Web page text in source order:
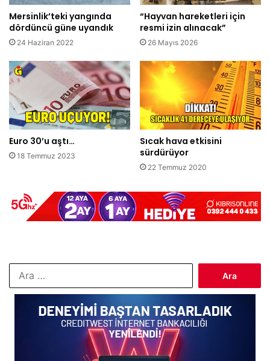
Mersinlik’teki yangında
dördüncü güne uyandık
24 Haziran 2022
“Hayvan hareketleri için
resmi izin alınacak”
26 Mayıs 2026
Euro 30’u aştı…
18 Temmuz 2023
Sıcak hava etkisini
sürdürüyor
22 Temmuz 2020